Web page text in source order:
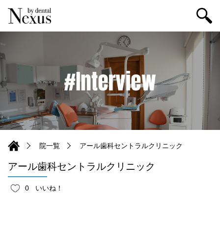
院一覧 アール歯科セントラルクリニック
アール歯科セントラルクリニック
0 いいね！